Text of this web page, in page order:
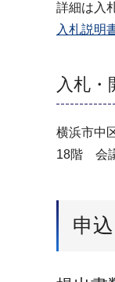
詳細は入
入札説明
入札・
横浜市中
18階 会
申